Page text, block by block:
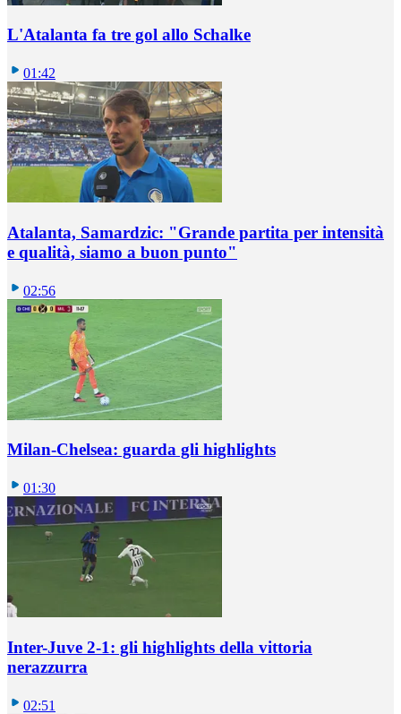
L'Atalanta fa tre gol allo Schalke
01:42
Atalanta, Samardzic: "Grande partita per intensità
e qualità, siamo a buon punto"
02:56
Milan-Chelsea: guarda gli highlights
01:30
Inter-Juve 2-1: gli highlights della vittoria
nerazzurra
02:51